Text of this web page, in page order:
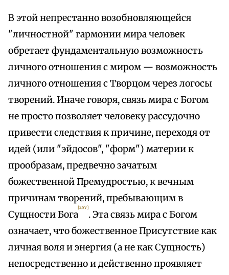
В этой непрестанно возобновляющейся
"личностной" гармонии мира человек
обретает фундаментальную возможность
личного отношения с миром — возможность
личного отношения с Творцом через логосы
творений. Иначе говоря, связь мира с Богом
не просто позволяет человеку рассудочно
привести следствия к причине, переходя от
идей (или "эйдосов", "форм") материи к
прообразам, предвечно зачатым
божественной Премудростью, к вечным
причинам творений, пребывающим в
Сущности Бога
[257]
. Эта связь мира с Богом
означает, что божественное Присутствие как
личная воля и энергия (а не как Сущность)
непосредственно и действенно проявляет